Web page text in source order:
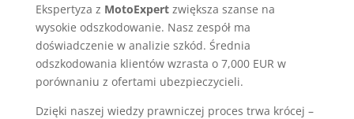
Ekspertyza z MotoExpertzwiększa szanse na
wysokie odszkodowanie. Nasz zespół ma
doświadczenie w analizie szkód. Średnia
odszkodowania klientów wzrasta o 7,000 EUR w
porównaniu z ofertami ubezpieczycieli.
Dzięki naszej wiedzy prawniczej proces trwa krócej –